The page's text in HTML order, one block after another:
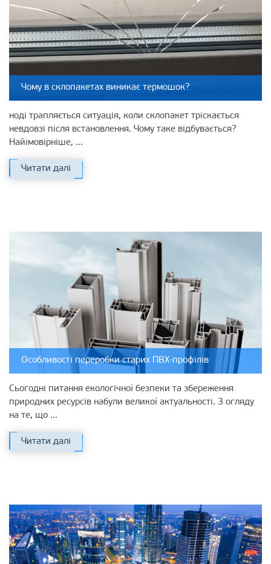
Чому в склопакетах виникає термошок?
ноді трапляється ситуація, коли склопакет тріскається
невдовзі після встановлення. Чому таке відбувається?
Найімовірніше, ...
Читати далі
Особливості переробки старих ПВХ-профілів
Сьогодні питання екологічної безпеки та збереження
природних ресурсів набули великої актуальності. З огляду
на те, що ...
Читати далі